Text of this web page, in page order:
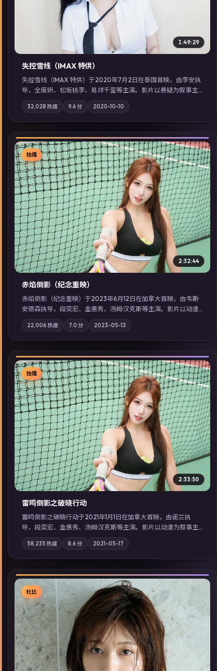
1:49:29
失控雪线（IMAX 特供）
失控雪线（IMAX 特供）于2020年7月2日在泰国首映，由李安执
导，全度妍、松坂桃李、易烊千玺等主演。影片以悬疑为叙事主
轴，旧案重提，真相与谎言在同一条时间线上交锋；摄影与配乐
强化地域气质；站内亦可通过「国产免费观看高清电视剧在线
看」延展检索同类型高分佳作，畅享高清在线追剧体验。
32,028 热度 9.6 分 2020-10-10
▶
独播
2:32:44
赤焰倒影（纪念重映）
赤焰倒影（纪念重映）于2023年6月12日在加拿大首映，由韦斯·
安德森执导，段奕宏、金惠秀、汤姆·汉克斯等主演。影片以动漫
为叙事主轴，科技与人性的边界在实验事故后逐渐模糊；摄影与
配乐强化地域气质；站内亦可通过「国产免费观看高清电视剧在
线看」延展检索同类型高分佳作，畅享高清在线追剧体验。
22,006 热度 7.0 分 2023-05-13
▶
独播
2:33:50
雷鸣倒影之破晓行动
雷鸣倒影之破晓行动于2021年1月1日在加拿大首映，由诺兰执
导，段奕宏、金惠秀、汤姆·汉克斯等主演。影片以动漫为叙事主
轴，两代人的执念在暴风雨夜正面相撞；摄影与配乐强化地域气
质；站内亦可通过「国产免费观看高清电视剧在线看」延展检索
同类型高分佳作，畅享高清在线追剧体验。
58,235 热度 8.6 分 2021-05-17
杜比